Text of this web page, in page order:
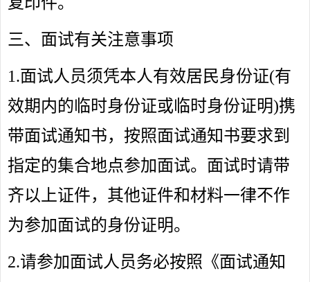
三、面试有关注意事项
1.面试人员须凭本人有效居民身份证(有
效期内的临时身份证或临时身份证明)携
带面试通知书，按照面试通知书要求到
指定的集合地点参加面试。面试时请带
齐以上证件，其他证件和材料一律不作
为参加面试的身份证明。
2.请参加面试人员务必按照《面试通知